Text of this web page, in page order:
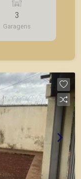
3
Garagens